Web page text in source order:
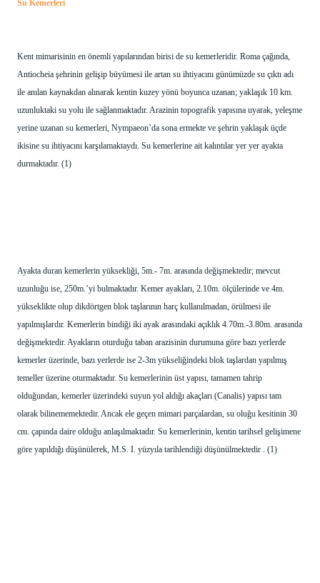
Su Kemerleri
Kent mimarisinin en önemli yapılarından birisi de su kemerleridir. Roma çağında,
Antiocheia şehrinin gelişip büyümesi ile artan su ihtiyacını günümüzde su çıktı adı
ile anılan kaynakdan alınarak kentin kuzey yönü boyunca uzanan; yaklaşık 10 km.
uzunluktaki su yolu ile sağlanmaktadır. Arazinin topografik yapısına uyarak, yeleşme
yerine uzanan su kemerleri, Nympaeon’da sona ermekte ve şehrin yaklaşık üçde
ikisine su ihtiyacını karşılamaktaydı. Su kemerlerine ait kalıntılar yer yer ayakta
durmaktadır. (1)
Ayakta duran kemerlerin yüksekliği, 5m.- 7m. arasında değişmektedir; mevcut
uzunluğu ise, 250m.’yi bulmaktadır. Kemer ayakları, 2.10m. ölçülerinde ve 4m.
yükseklikte olup dikdörtgen blok taşlarının harç kullanılmadan, örülmesi ile
yapılmışlardır. Kemerlerin bindiği iki ayak arasındaki açıklık 4.70m.-3.80m. arasında
değişmektedir. Ayakların oturduğu taban arazisinin durumuna göre bazı yerlerde
kemerler üzerinde, bazı yerlerde ise 2-3m yükseliğindeki blok taşlardan yapılmış
temeller üzerine oturmaktadır. Su kemerlerinin üst yapısı, tamamen tahrip
olduğundan, kemerler üzerindeki suyun yol aldığı akaçları (Canalis) yapısı tam
olarak bilinememektedir. Ancak ele geçen mimari parçalardan, su oluğu kesitinin 30
cm. çapında daire olduğu anlaşılmaktadır. Su kemerlerinin, kentin tarihsel gelişimene
göre yapıldığı düşünülerek, M.S. I. yüzyıla tarihlendiği düşünülmektedir . (1)